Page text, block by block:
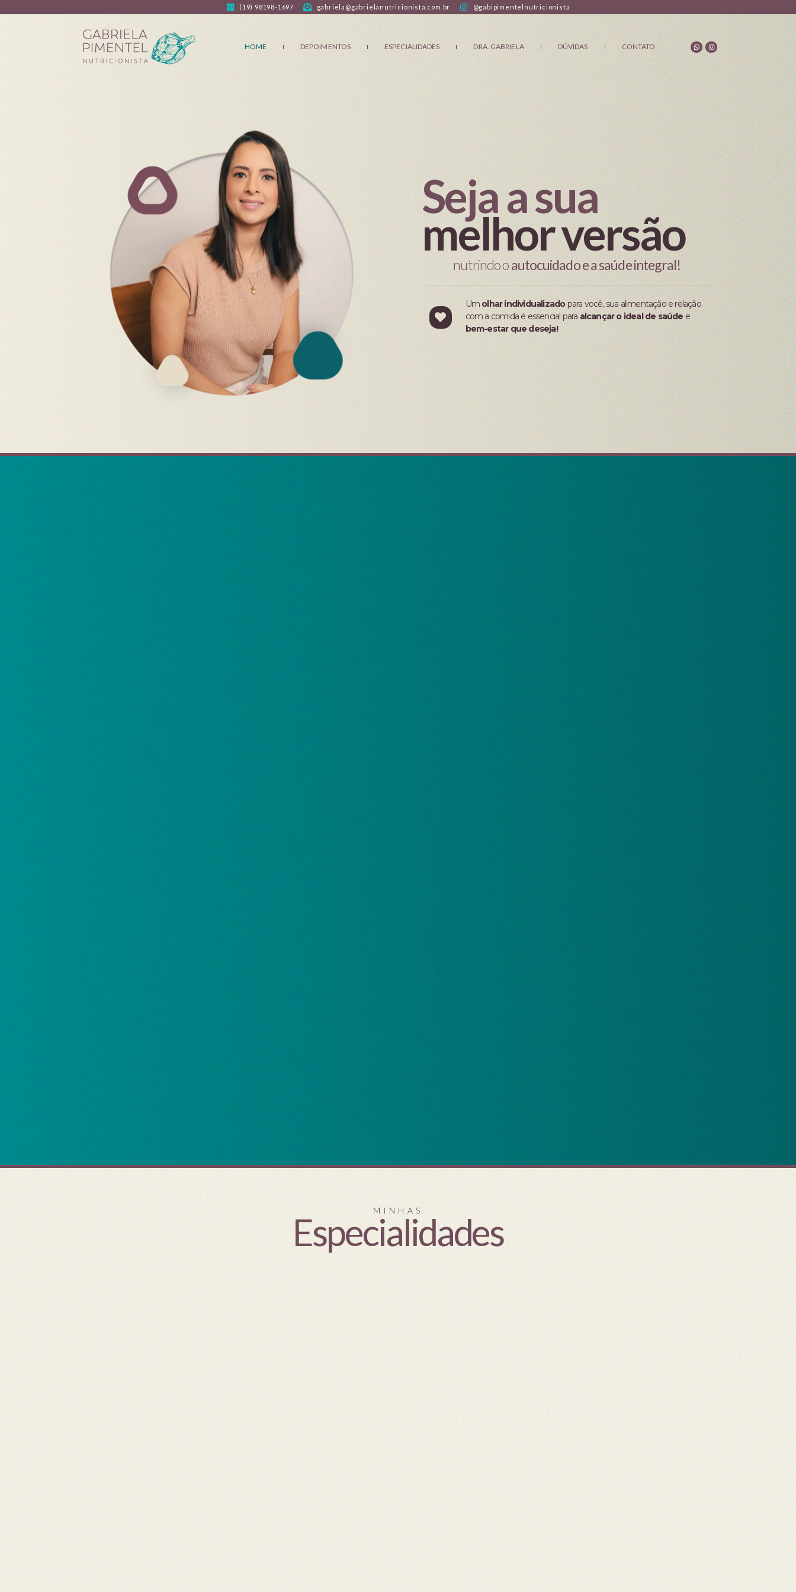
(19) 98198-1697 gabriela@gabrielanutricionista.com.br @gabipimentelnutricionista
HOME DEPOIMENTOS ESPECIALIDADES DRA. GABRIELA DÚVIDAS CONTATO
Seja a sua
melhor versão
nutrindo oautocuidado e a saúde integral!
Um olhar individualizadopara você, sua alimentação e relação
com a comida é essencial para alcançar o ideal de saúde e
bem-estar que deseja!
MINHAS
Especialidades